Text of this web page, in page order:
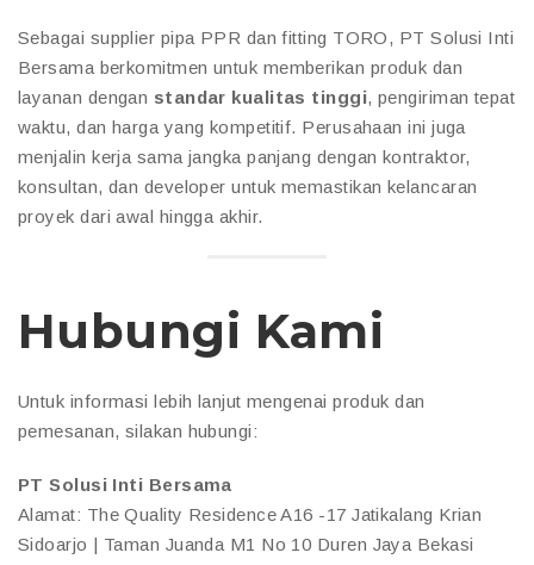
Sebagai supplier pipa PPR dan fitting TORO, PT Solusi Inti
Bersama berkomitmen untuk memberikan produk dan
layanan dengan standar kualitas tinggi, pengiriman tepat
waktu, dan harga yang kompetitif. Perusahaan ini juga
menjalin kerja sama jangka panjang dengan kontraktor,
konsultan, dan developer untuk memastikan kelancaran
proyek dari awal hingga akhir.
Hubungi Kami
Untuk informasi lebih lanjut mengenai produk dan
pemesanan, silakan hubungi:
PT Solusi Inti Bersama
Alamat: The Quality Residence A16 -17 Jatikalang Krian
Sidoarjo | Taman Juanda M1 No 10 Duren Jaya Bekasi